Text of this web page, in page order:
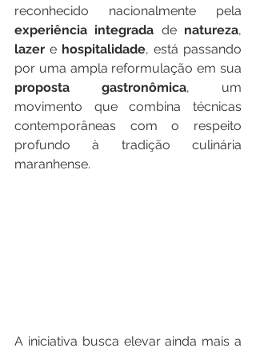
experiência integrada de natureza
lazer e hospitalidade, está passando
proposta
gastronômica, um
movimento que combina técnicas
contemporâneas com o respeito
profundo à tradição culinária
maranhense.
A iniciativa busca elevar ainda mais a